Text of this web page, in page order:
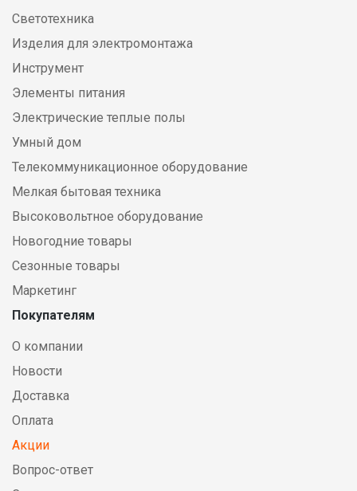
Светотехника
Изделия для электромонтажа
Инструмент
Элементы питания
Электрические теплые полы
Умный дом
Телекоммуникационное оборудование
Мелкая бытовая техника
Высоковольтное оборудование
Новогодние товары
Сезонные товары
Маркетинг
Покупателям
О компании
Новости
Доставка
Оплата
Акции
Вопрос-ответ